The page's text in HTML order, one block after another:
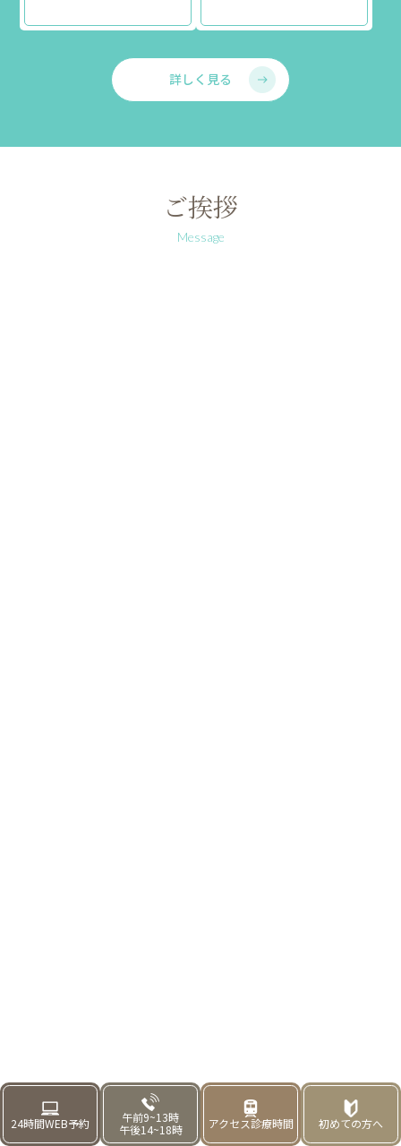
24時間WEB予約
午前9~13時
午後14~18時
アクセス診療時間 初めての方へ
詳しく見る
ご挨拶
Message